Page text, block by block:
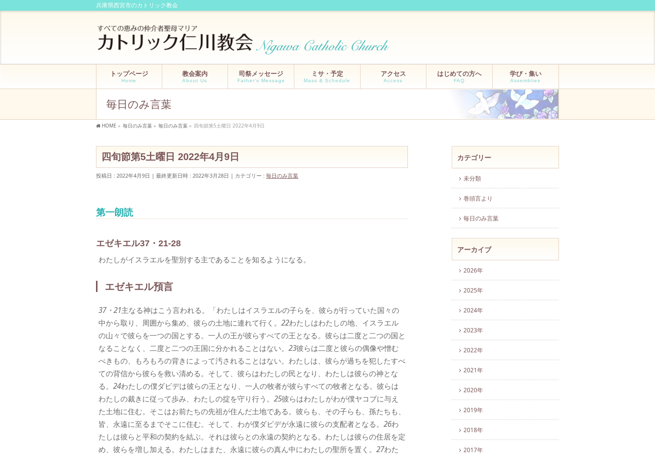
兵庫県西宮市のカトリック教会
トップページ
Home
教会案内
About Us
司祭メッセージ
Father’s Message
ミサ・予定
Mass & Schedule
アクセス
Access
はじめての方へ
FAQ
学び・集い
Assemblies
毎日のみ言葉
HOME » 毎日のみ言葉 » 毎日のみ言葉 » 四旬節第5土曜日 2022年4月9日
四旬節第5土曜日 2022年4月9日
投稿日 : 2022年4月9日 最終更新日時 : 2022年3月28日 カテゴリー : 毎日のみ言葉
第一朗読
エゼキエル37・21-28
わたしがイスラエルを聖別する主であることを知るようになる。
エゼキエル預言
37・21主なる神はこう言われる。「わたしはイスラエルの子らを、彼らが行っていた国々の
中から取り、周囲から集め、彼らの土地に連れて行く。 22わたしはわたしの地、イスラエル
の山々で彼らを一つの国とする。一人の王が彼らすべての王となる。彼らは二度と二つの国と
なることなく、二度と二つの王国に分かれることはない。 23彼らは二度と彼らの偶像や憎む
べきもの、もろもろの背きによって汚されることはない。わたしは、彼らが過ちを犯したすべ
ての背信から彼らを救い清める。そして、彼らはわたしの民となり、わたしは彼らの神とな
る。 24わたしの僕ダビデは彼らの王となり、一人の牧者が彼らすべての牧者となる。彼らは
わたしの裁きに従って歩み、わたしの掟を守り行う。 25彼らはわたしがわが僕ヤコブに与え
た土地に住む。そこはお前たちの先祖が住んだ土地である。彼らも、その子らも、孫たちも、
皆、永遠に至るまでそこに住む。そして、わが僕ダビデが永遠に彼らの支配者となる。 26わ
たしは彼らと平和の契約を結ぶ。それは彼らとの永遠の契約となる。わたしは彼らの住居を定
め、彼らを増し加える。わたしはまた、永遠に彼らの真ん中にわたしの聖所を置く。 27わた
カテゴリー
未分類
巻頭言より
毎日のみ言葉
アーカイブ
2026年
2025年
2024年
2023年
2022年
2021年
2020年
2019年
2018年
2017年